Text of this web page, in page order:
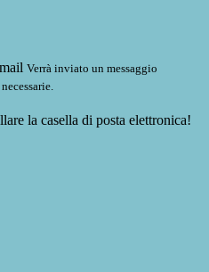
Verrà inviato un messaggio
la casella di posta elettronica!